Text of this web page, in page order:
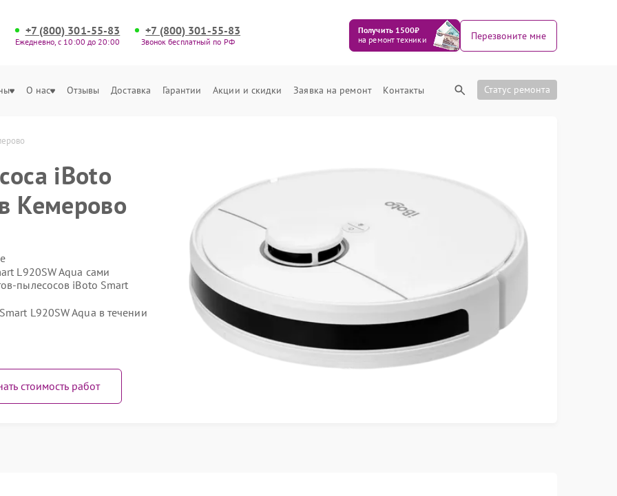
+7 (800) 301-55-83
Ежедневно, с 10:00 до 20:00
+7 (800) 301-55-83
Звонок бесплатный по РФ
Получить 1500₽
на ремонт техники
Перезвоните мне
О нас Отзывы Доставка Гарантии Акции и скидки Заявка на ремонт Контакты Статус ремонта
iBoto
Кемерово
L920SW Aqua сами
пылесосов iBoto Smart
L920SW Aqua в течении
стоимость работ